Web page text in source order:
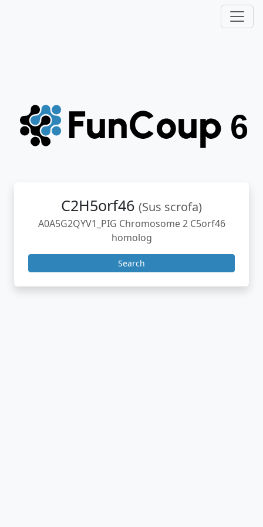
C2H5orf46 (Sus scrofa)
A0A5G2QYV1_PIG Chromosome 2 C5orf46
homolog
Search